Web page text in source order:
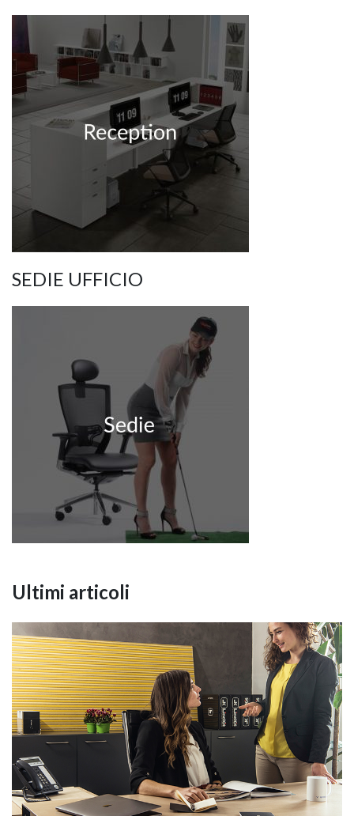
SEDIE UFFICIO
Ultimi articoli